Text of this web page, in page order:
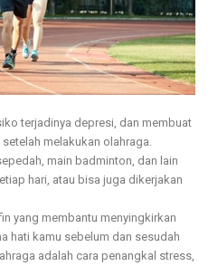
terjadinya depresi, dan membuat
melakukan olahraga.
main badminton, dan lain
hari, atau bisa juga dikerjakan
yang membantu menyingkirkan
hati kamu sebelum dan sesudah
adalah cara penangkal stress,